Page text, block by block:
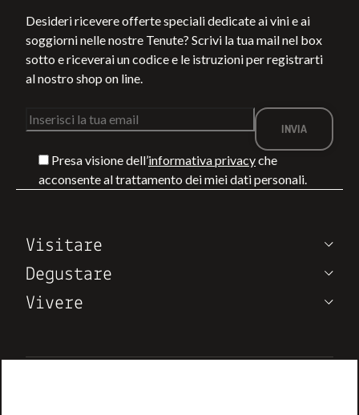
COSA FARE A
MONTEPULCIANO
DEGUSTAZIONI
ED ESPERIENZE
IN VIGNA
LEGGI DI PIÙ
LA COSTA
ETRUSCHI
TRA
RELAX E VINO
Desideri ricevere offerte speciali dedicate ai vini e ai
soggiorni nelle nostre Tenute? Scrivi la tua mail nel box
sotto e riceverai un codice e le istruzioni per registrarti
al nostro shop on line.
Presa visione dell’informativa privacyche
acconsente al trattamento dei miei dati personali.
Visitare
Degustare
Vivere